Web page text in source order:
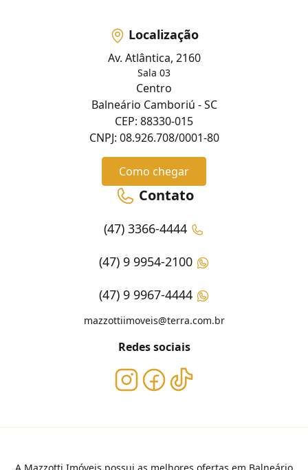
Localização
Av. Atlântica, 2160
Sala 03
Centro
Balneário Camboriú - SC
CEP: 88330-015
CNPJ: 08.926.708/0001-80
Como chegar
Contato
(47) 3366-4444
(47) 9 9954-2100
(47) 9 9967-4444
mazzottiimoveis@terra.com.br
Redes sociais